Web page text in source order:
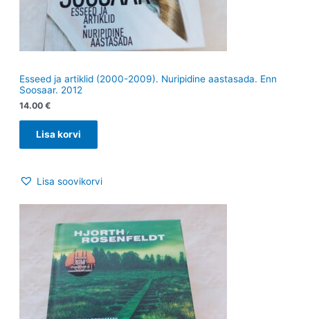
Esseed ja artiklid (2000-2009). Nuripidine aastasada. Enn
Soosaar. 2012
14.00 €
Lisa korvi
Lisa soovikorvi